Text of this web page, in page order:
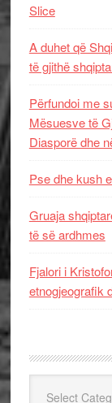
Slice
A duhet që
të gjithë
Përfundoi me
Mësuesve të
Diasporë dhe
Pse dhe kush
Gruaja
të së ardhmes
Fjalori i
etnogjeografik